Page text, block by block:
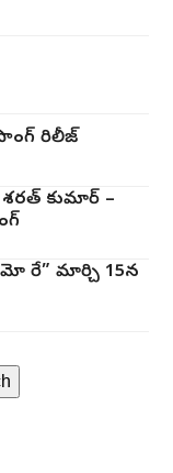
సాంగ్‌ రిలీజ్‌
శరత్ కుమార్ –
రే” మార్చి 15న